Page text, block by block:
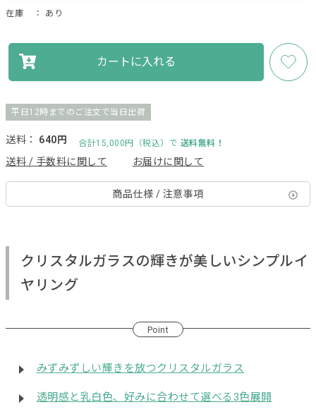
在庫 ： あり
カートに入れる
平日12時までのご注文で当日出荷
送料： 640円 合計15,000円（税込）で 送料無料！
送料 / 手数料に関して お届けに関して
商品仕様 / 注意事項
クリスタルガラスの輝きが美しいシンプルイ
ヤリング
Point
みずみずしい輝きを放つクリスタルガラス
透明感と乳白色、好みに合わせて選べる3色展開